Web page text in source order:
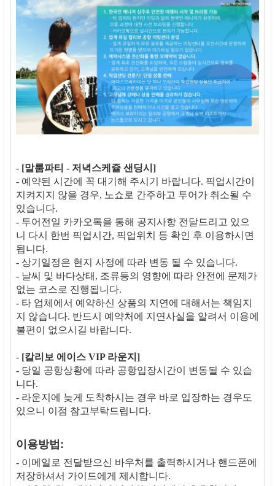
- [말룸파티 - 저녁스케쥴 샌딩시]
- 예약된 시간에 꼭 대기해 주시기 바랍니다. 픽업시간이
지켜지지 않을 경우, 노쇼로 간주하고 투어가 취소될 수
있습니다.
- 투어전일 카카오톡을 통해 공지사항 전달드리고 있으
니 다시 한번 픽업시간, 픽업위치 등 확인 후 이용하시면
됩니다.
- 상기일정은 현지 사정에 따라 변동 될 수 있습니다.
- 날씨 및 바다상태, 조류등의 영향에 따라 안전에 문제가
없는 코스로 진행됩니다.
- 타 업체에서 예약하신 상품의 지연에 대해서는 책임지
지 않습니다. 반드시 예약처에 지연사실을 알려서 이용에
불편이 없으시길 바랍니다.
- [칼리보 에이스 VIP 라운지]
- 당일 공항상황에 따라 공항입장시간이 변동될 수 있습
니다.
- 라운지에 늦게 도착하시는 경우 바로 입장하는 경우도
있으니 이점 참고부탁드립니다.
이용방법:
- 이메일로 전달받으신 바우처를 출력하시거나 핸드폰에
저장하셔서 가이드에게 제시합니다.